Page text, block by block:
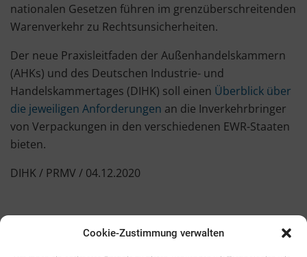
Cookie-Zustimmung verwalten
nationalen Gesetzen führen im grenzüberschreitenden
Warenverkehr zu Rechtsunsicherheiten.
Der neue Praxisleitfaden der Außenhandelskammern
(AHKs) und des Deutschen Industrie- und
Handelskammertages (DIHK) soll einen Überblick über
die jeweiligen Anforderungen an die Inverkehrbringer
von Verpackungen in den verschiedenen EWR-Staaten
bieten.
DIHK / PRMV / 04.12.2020
Kontakt AGB Fachmedien Cookie-Richtlinie (EU)